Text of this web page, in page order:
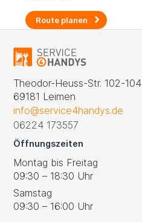
Route planen
Theodor-Heuss-Str. 102-104
69181 Leimen
info@service4handys.de
06224 173557
Öffnungszeiten
Montag bis Freitag
09:30 – 18:30 Uhr
Samstag
09:30 – 16:00 Uhr